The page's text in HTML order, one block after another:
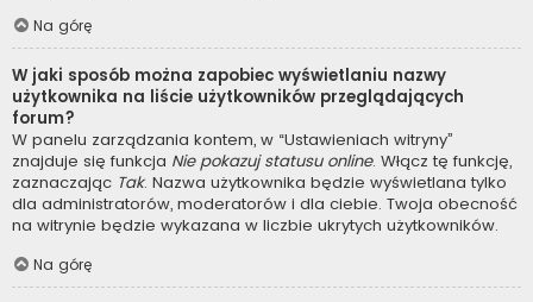
Na górę
W jaki sposób można zapobiec wyświetlaniu nazwy
użytkownika na liście użytkowników przeglądających
forum?
W panelu zarządzania kontem, w “Ustawieniach witryny”
znajduje się funkcja Nie pokazuj statusu online. Włącz tę funkcję,
zaznaczając Tak. Nazwa użytkownika będzie wyświetlana tylko
dla administratorów, moderatorów i dla ciebie. Twoja obecność
na witrynie będzie wykazana w liczbie ukrytych użytkowników.
Na górę